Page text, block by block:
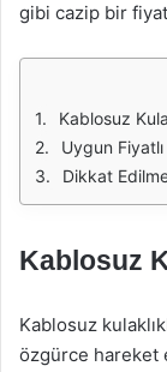
gibi cazip bir
Kablosuz
Uygun
Dikkat
Kablosuz
Kablosuz
özgürce hareket